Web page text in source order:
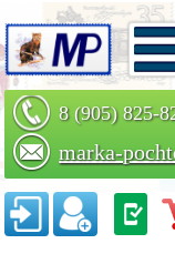
8 (905) 825-
marka-